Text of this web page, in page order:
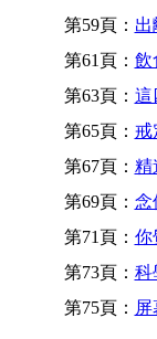
第59頁： 出
第61頁： 飲
第63頁： 這
第65頁： 戒
第67頁： 精
第69頁： 念
第71頁： 你
第73頁： 科
第75頁：